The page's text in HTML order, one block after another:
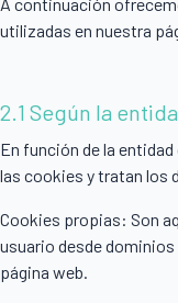
utilizadas en nuestra
2.1 Según la
En función de la
las cookies y tratan los
Cookies propias: Son
usuario desde
página web.